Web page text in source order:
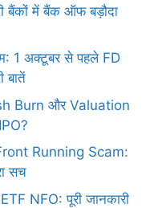
बैंकों में बैंक ऑफ बड़ौदा
1 अक्टूबर से पहले FD
बातें
Burn और Valuation
Running Scam:
सच
NFO: पूरी जानकारी